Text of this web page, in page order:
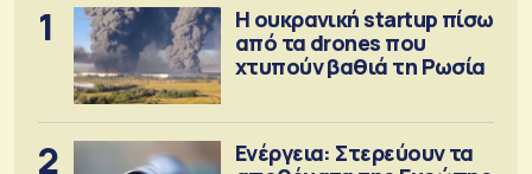
1
Η ουκρανική startup πίσω
από τα drones που
χτυπούν βαθιά τη Ρωσία
2
Ενέργεια: Στερεύουν τα